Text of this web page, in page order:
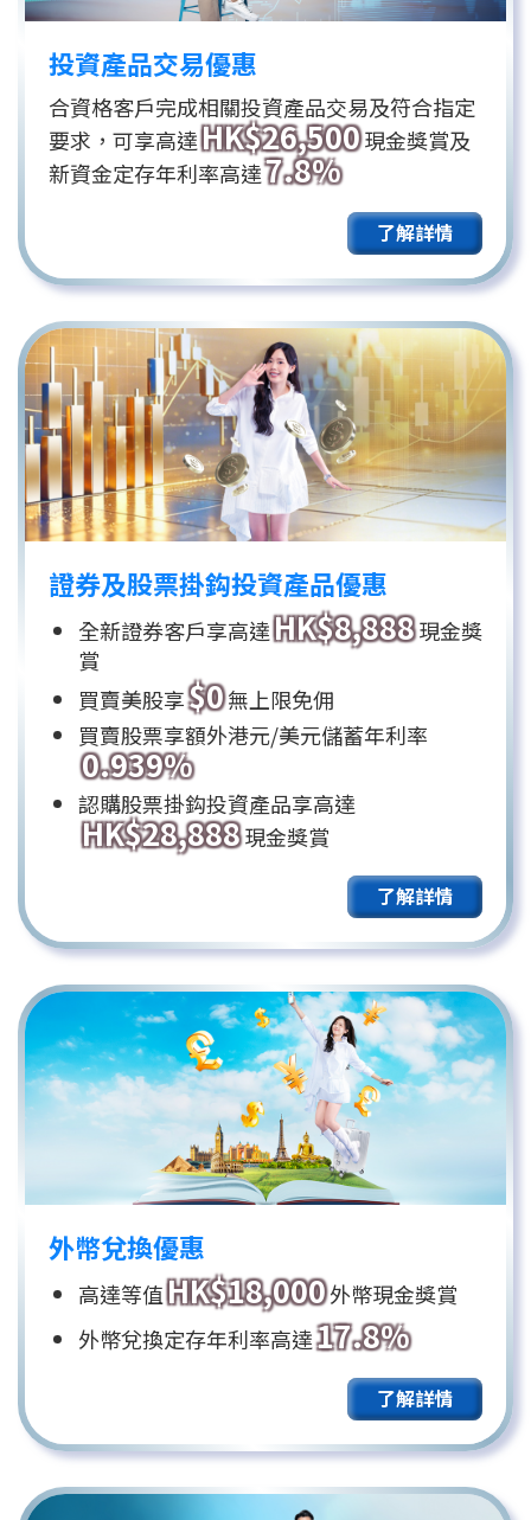
投資產品交易優惠
合資格客戶完成相關投資產品交易及符合指定
要求，可享高達HK$26,500現金獎賞及
新資金定存年利率高達7.8%
了解詳情
證券及股票掛鈎投資產品優惠
全新證券客戶享高達HK$8,888現金獎
賞
買賣美股享$0無上限免佣
買賣股票享額外港元/美元儲蓄年利率
0.939%
認購股票掛鈎投資產品享高達
HK$28,888現金獎賞
了解詳情
外幣兌換優惠
高達等值HK$18,000外幣現金獎賞
外幣兌換定存年利率高達17.8%
了解詳情